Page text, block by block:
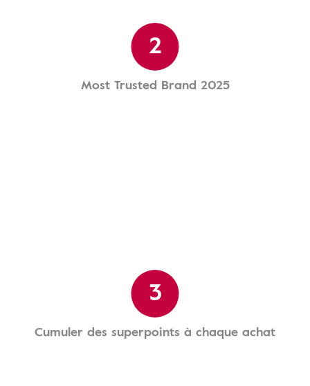
2
Most Trusted Brand 2025
3
Cumuler des superpoints à chaque achat